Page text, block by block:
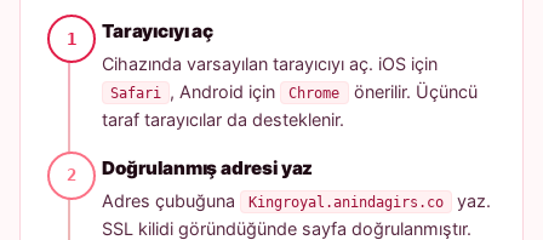
Tarayıcıyı aç
Cihazında varsayılan tarayıcıyı aç. iOS için
Safari , Android için Chrome
önerilir. Üçüncü
taraf tarayıcılar da desteklenir.
Doğrulanmış adresi yaz
Adres çubuğuna Kingroyal.anindagirs.co
yaz.
SSL kilidi göründüğünde sayfa doğrulanmıştır.